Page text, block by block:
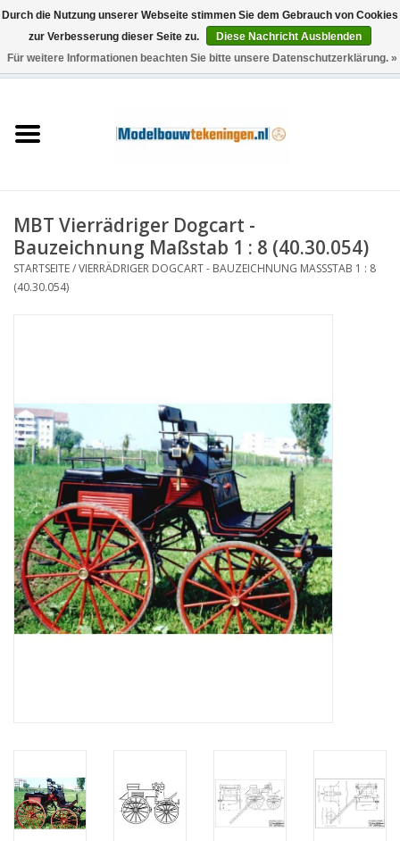
0 Artikel - €0,00
Schiffe
Holzbau
Landschaft
Zeitschriften
Neue Zeichnungen
NEUE ZEITSCHRIFTEN
ABONNEMENT DER
MODELLBAUER
MBT Vierrädriger Dogcart -
Bauzeichnung Maßstab 1 : 8 (40.30.054)
STARTSEITE/VIERRÄDRIGER DOGCART - BAUZEICHNUNG MASSSTAB 1 : 8 (
40.30.054)
Durch die Nutzung unserer Webseite stimmen Sie dem Gebrauch von Cookies
zur Verbesserung dieser Seite zu.
Diese Nachricht Ausblenden
Für weitere Informationen beachten Sie bitte unsere Datenschutzerklärung. »